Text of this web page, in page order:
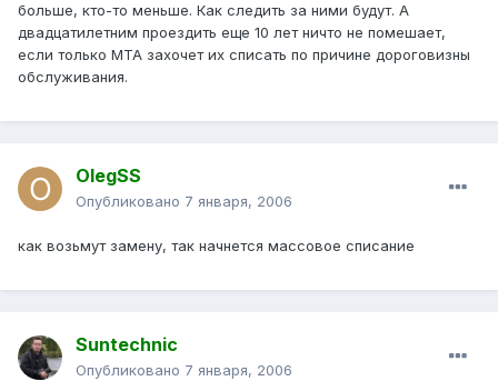
больше, кто-то меньше. Как следить за ними будут. А
двадцатилетним проездить еще 10 лет ничто не помешает,
если только МТА захочет их списать по причине дороговизны
обслуживания.
OlegSS
Опубликовано 7 января, 2006
как возьмут замену, так начнется массовое списание
Suntechnic
Опубликовано 7 января, 2006